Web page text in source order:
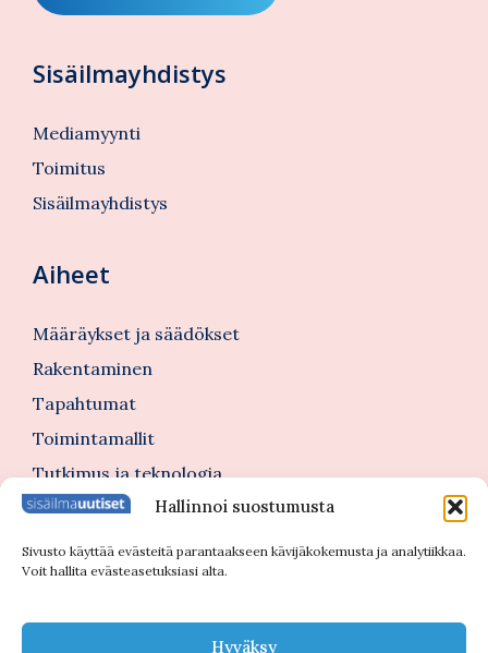
Hallinnoi suostumusta
Sivusto käyttää evästeitä parantaakseen kävijäkokemusta ja analytiikkaa.
Voit hallita evästeasetuksiasi alta.
Hyväksy
Sisäilmayhdistys
Mediamyynti
Toimitus
Sisäilmayhdistys
Aiheet
Määräykset ja säädökset
Rakentaminen
Tapahtumat
Toimintamallit
Tutkimus ja teknologia
Tutustu myös